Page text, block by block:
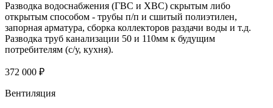
Разводка водоснабжения (ГВС и ХВС) скрытым либо
открытым способом - трубы п/п и сшитый полиэтилен,
запорная арматура, сборка коллекторов раздачи воды и т.д.
Разводка труб канализации 50 и 110мм к будущим
потребителям (с/у, кухня).
372 000 ₽
Вентиляция